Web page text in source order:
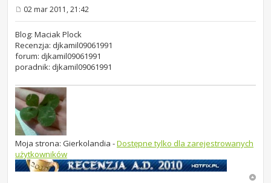
o
s
02 mar 2011, 21:42
Blog: Maciak Plock
Recenzja: djkamil09061991
forum: djkamil09061991
poradnik: djkamil09061991
Moja strona: Gierkolandia -Dostępne tylko dla zarejestrowanych
użytkowników